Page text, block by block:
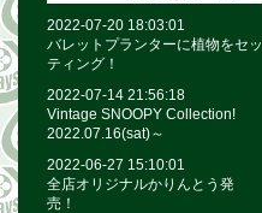
2022-07-20 18:03:01
バレットプランターに植物をセッ
ティング！
2022-07-14 21:56:18
Vintage SNOOPY Collection!
2022.07.16(sat)～
2022-06-27 15:10:01
全店オリジナルかりんとう発
売！